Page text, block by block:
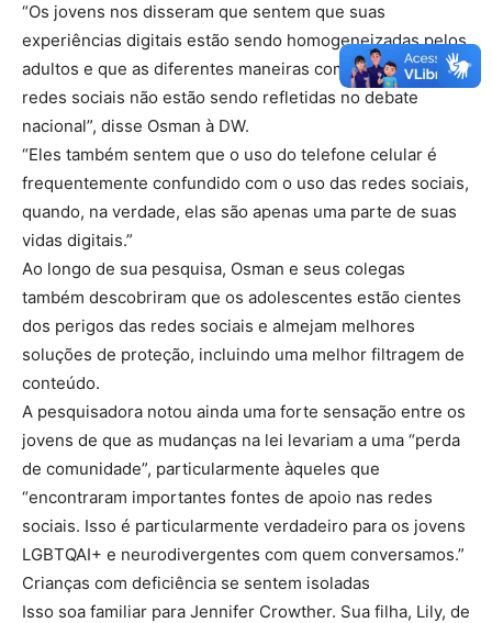
“Os jovens nos disseram que sentem que suas
experiências digitais estão sendo homogeneizadas pelos
adultos e que as diferentes maneiras como usam as
redes sociais não estão sendo refletidas no debate
nacional”, disse Osman à DW.
“Eles também sentem que o uso do telefone celular é
frequentemente confundido com o uso das redes sociais,
quando, na verdade, elas são apenas uma parte de suas
vidas digitais.”
Ao longo de sua pesquisa, Osman e seus colegas
também descobriram que os adolescentes estão cientes
dos perigos das redes sociais e almejam melhores
soluções de proteção, incluindo uma melhor filtragem de
conteúdo.
A pesquisadora notou ainda uma forte sensação entre os
jovens de que as mudanças na lei levariam a uma “perda
de comunidade”, particularmente àqueles que
“encontraram importantes fontes de apoio nas redes
sociais. Isso é particularmente verdadeiro para os jovens
LGBTQAI+ e neurodivergentes com quem conversamos.”
Crianças com deficiência se sentem isoladas
Isso soa familiar para Jennifer Crowther. Sua filha, Lily, de